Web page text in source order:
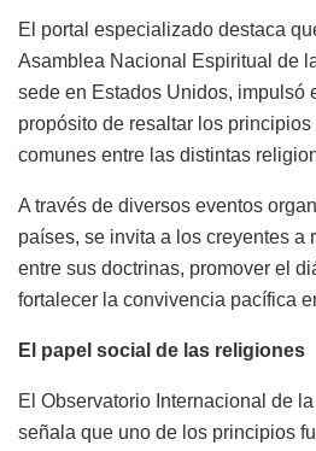
El portal especializado destaca
Asamblea Nacional Espiritual de
sede en Estados Unidos, impulsó
propósito de resaltar los
comunes entre las distintas
A través de diversos eventos
países, se invita a los creyentes a
entre sus doctrinas, promover el
fortalecer la convivencia pacífica
El papel social de las religiones
El Observatorio Internacional de
señala que uno de los principios